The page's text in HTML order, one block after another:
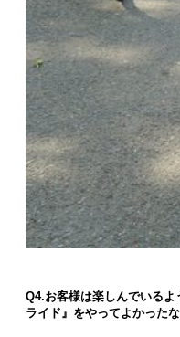
Q4.お客様は楽しんでいる
ライド』をやってよかった